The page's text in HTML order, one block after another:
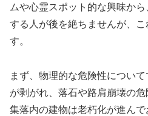
ムや心霊スポット的な興味か
する人が後を絶ちませんが、
す。
まず、物理的な危険性につい
が剥がれ、落石や路肩崩壊の危
集落内の建物は老朽化が進ん